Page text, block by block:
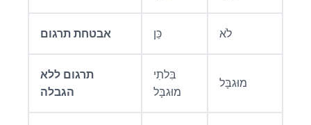
אבטחת תרגום כֵּן לֹא
תרגום ללא
הגבלה
בִּלתִי
מוּגבָּל
מוּגבָּל